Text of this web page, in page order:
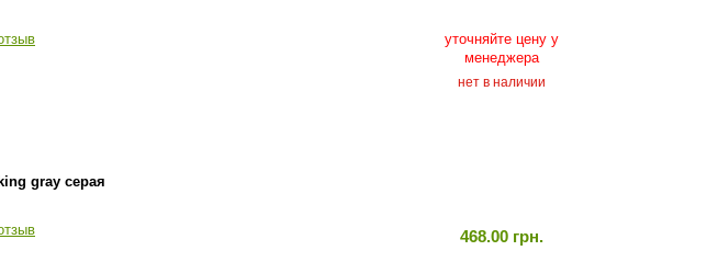
уточняйте цену у
менеджера
нет в наличии
gray серая
468.00 грн.